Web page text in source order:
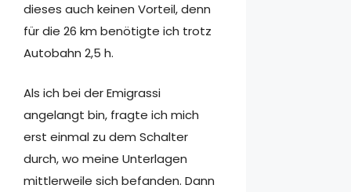
dieses auch keinen Vorteil, denn
für die 26 km benötigte ich trotz
Autobahn 2,5 h.
Als ich bei der Emigrassi
angelangt bin, fragte ich mich
erst einmal zu dem Schalter
durch, wo meine Unterlagen
mittlerweile sich befanden. Dann